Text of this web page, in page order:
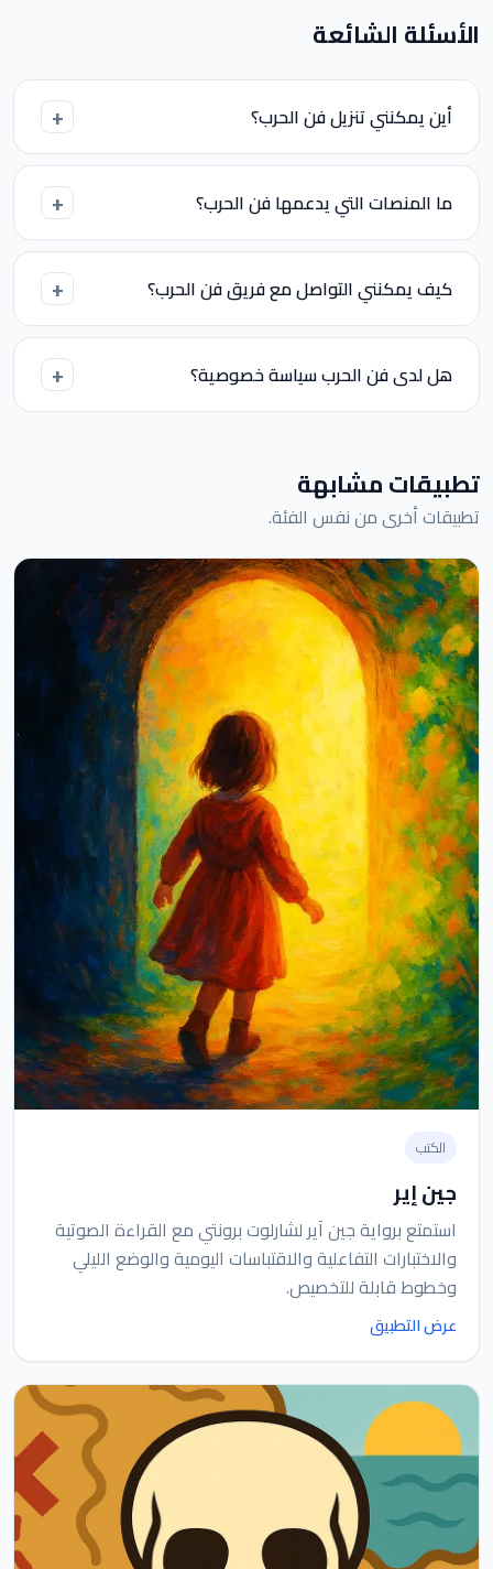
الأسئلة الشائعة
أين يمكنني تنزيل فن الحرب؟
ما المنصات التي يدعمها فن الحرب؟
كيف يمكنني التواصل مع فريق فن الحرب؟
هل لدى فن الحرب سياسة خصوصية؟
تطبيقات مشابهة
تطبيقات أخرى من نفس الفئة.
الكتب
جين إير
استمتع برواية جين آير لشارلوت برونتي مع القراءة الصوتية
والاختبارات التفاعلية والاقتباسات اليومية والوضع الليلي
وخطوط قابلة للتخصيص.
عرض التطبيق